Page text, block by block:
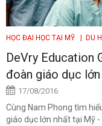
HỌC ĐẠI HỌC TẠI MỸ | DU
DeVry Education
đoàn giáo dục
17/08/2016
Cùng Nam Phong tìm
giáo dục lớn nhất tại Mỹ -